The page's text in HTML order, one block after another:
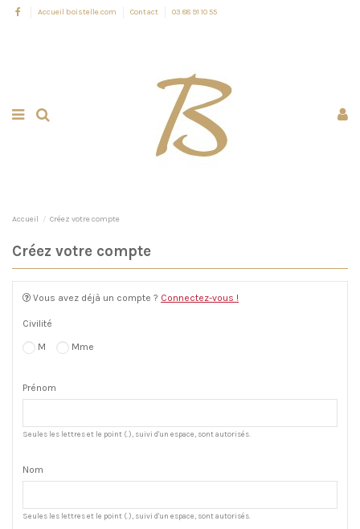
Accueil boistelle.com Contact 03 88 91 10 55
Accueil Créez votre compte
Créez votre compte
Vous avez déjà un compte ? Connectez-vous !
Civilité
M Mme
Prénom
Seules les lettres et le point (.), suivi d'un espace, sont autorisés.
Nom
Seules les lettres et le point (.), suivi d'un espace, sont autorisés.